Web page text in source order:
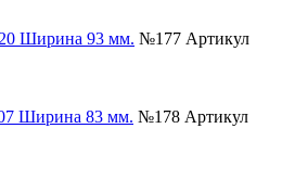
№177 Артикул
№178 Артикул